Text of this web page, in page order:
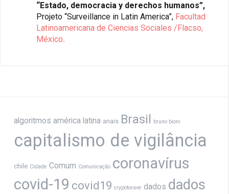
“Estado, democracia y derechos humanos”,
Projeto “Surveillance in Latin America”, Facultad
Latinoamericana de Ciencias Sociales /Flacso,
México.
algoritmos américa latina anais Brasil bruno bioni
capitalismo de vigilância
chile Cidade Comum Comunicação coronavírus
covid-19 covid19 crypotorave dados dados